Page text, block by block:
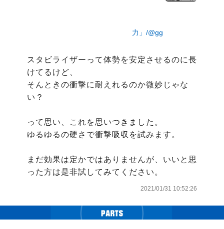
力」/@gg
スタビライザーって体勢を安定させるのに長
けてるけど、
そんときの衝撃に耐えれるのか微妙じゃな
い？
って思い、これを思いつきました。
ゆるゆるの硬さで衝撃吸収を試みます。
まだ効果は定かではありませんが、いいと思
った方は是非試してみてください。
2021/01/31 10:52:26